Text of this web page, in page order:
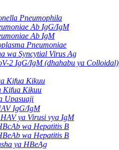
Pneumophila
Ab IgG/IgM
Ab IgM
Pneumoniae
wa Syncytial Virus Ag
2 IgG/IgM (dhahabu ya Colloidal)
Kifua Kikuu
Kifua Kikuu
Upasuaji
IgG/IgM
ya Virusi vya IgM
wa Hepatitis B
wa Hepatitis B
ya HBeAg